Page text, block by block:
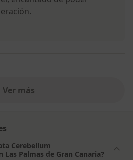
Ver más
Cerebellum
Palmas de Gran Canaria?